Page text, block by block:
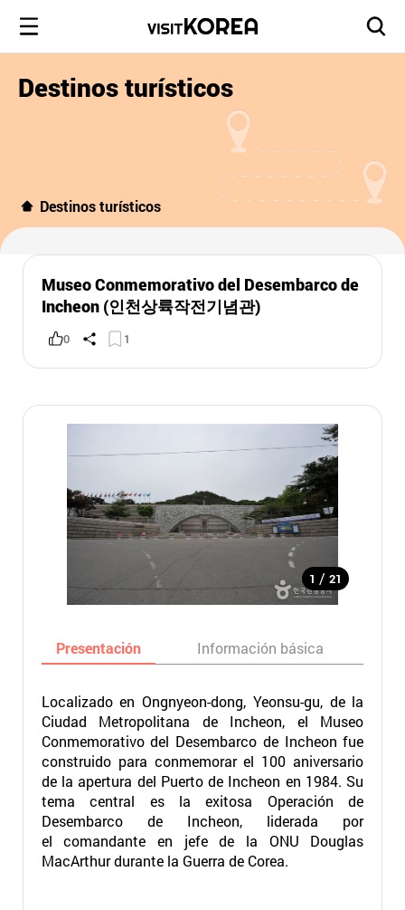
Destinos turísticos
Destinos turísticos
Museo Conmemorativo del Desembarco de
Incheon (인천상륙작전기념관)
0 1
1 / 21
Presentación Información básica
Localizado en Ongnyeon-dong, Yeonsu-gu, de la
Ciudad Metropolitana de Incheon, el Museo
Conmemorativo del Desembarco de Incheon fue
construido para conmemorar el 100 aniversario
de la apertura del Puerto de Incheon en 1984. Su
tema central es la exitosa Operación de
Desembarco de Incheon, liderada por
el comandante en jefe de la ONU Douglas
MacArthur durante la Guerra de Corea.